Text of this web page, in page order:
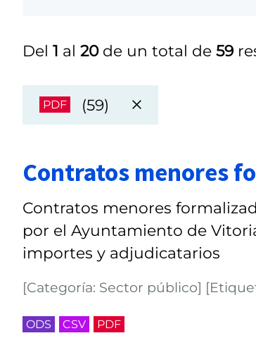
Del 1 al 20de un total de 59
PDF (59)
Contratos menores
Contratos menores
por el Ayuntamiento de
importes y adjudicatarios
[Categoría: Sector público]
ODS CSV PDF